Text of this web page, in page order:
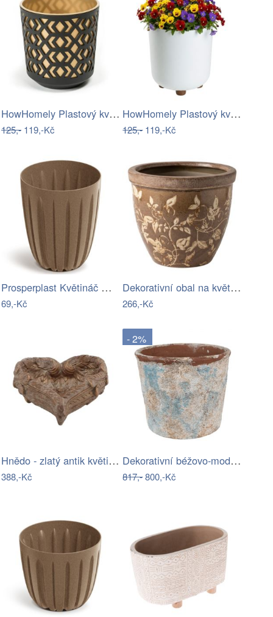
HowHomely Plastový květináč Etnik 19x20…
125,- 119,-Kč
HowHomely Plastový květináč na…
125,-119,-Kč
Prosperplast Květináč Warios Eco Wood…
69,-Kč
Dekorativní obal na květináč Vintage…
266,-Kč
Hnědo - zlatý antik květináč andělská…
388,-Kč
- 2%
Dekorativní béžovo-modrý antik…
817,-800,-Kč